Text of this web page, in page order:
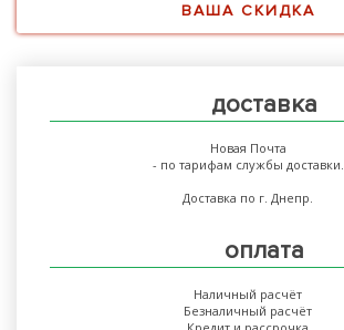
ВАША СКИДКА
доставка
Новая Почта
- по тарифам службы доставки.
Доставка по г. Днепр.
оплата
Наличный расчёт
Безналичный расчёт